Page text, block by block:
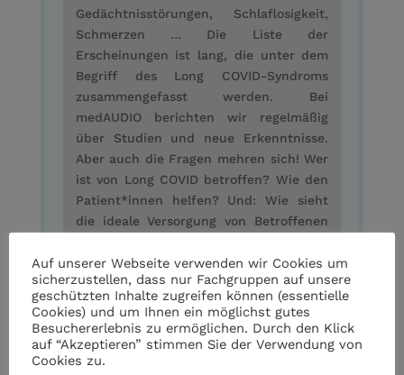
Gedächtnisstörungen, Schlaflosigkeit,
Schmerzen … Die Liste der
Erscheinungen ist lang, die unter dem
Begriff des Long COVID-Syndroms
zusammengefasst werden. Bei
medAUDIO berichten wir regelmäßig
über Studien und neue Erkenntnisse.
Aber auch die Fragen mehren sich! Wer
ist von Long COVID betroffen? Wie den
Patient*innen helfen? Und: Wie sieht
die ideale Versorgung von Betroffenen
heutige medAUDIO-Ausgabe nimmt das
Thema ganz bewusst in den Fokus –
mit Ihren Fragen und
Expertenantworten aus vergangenen
Folgen im Schwerpunkt. Mit dabei: Prof.
Dr. med. Oliver Witzke (Essen), Dr.
Auf unserer Webseite verwenden wir Cookies um
sicherzustellen, dass nur Fachgruppen auf unsere
geschützten Inhalte zugreifen können (essentielle
Cookies) und um Ihnen ein möglichst gutes
Besuchererlebnis zu ermöglichen. Durch den Klick
auf “Akzeptieren” stimmen Sie der Verwendung von
Cookies zu.